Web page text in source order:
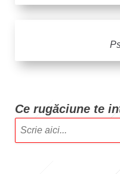
Ce rugăciune te